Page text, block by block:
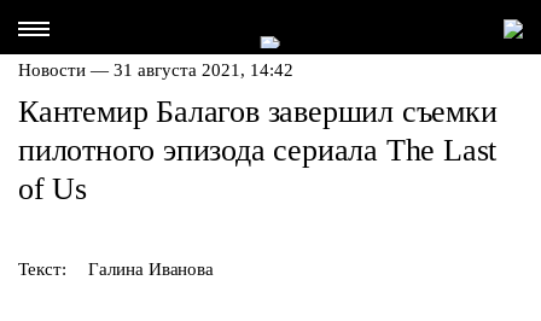
Новости — 31 августа 2021, 14:42
Кантемир Балагов завершил съемки
пилотного эпизода сериала The Last
of Us
Текст: Галина Иванова